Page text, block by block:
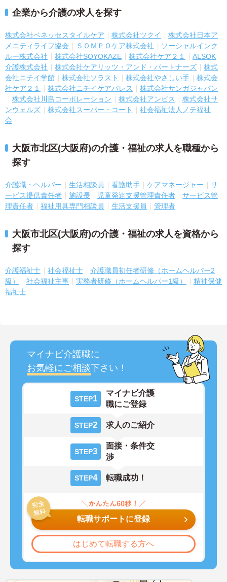
企業から介護の求人を探す
株式会社ベネッセスタイルケア 株式会社ツクイ
株式会社日本ア
メニティライフ協会
ＳＯＭＰＯケア株式会社
ソーシャルインク
ルー株式会社
株式会社SOYOKAZE 株式会社ケア２１
ALSOK
介護株式会社
株式会社ケアリッツ・アンド・パートナーズ
株式
会社ニチイ学館
株式会社ソラスト 株式会社やさしい手
株式会
社ケア２１
株式会社ニチイケアパレス
株式会社サンガジャパン
株式会社川島コーポレーション
株式会社アンビス
株式会社サ
ンウェルズ
株式会社スーパー・コート
社会福祉法人ノテ福祉
会
大阪市北区(大阪府)の介護・福祉の求人を職種から
探す
介護職・ヘルパー 生活相談員 看護助手 ケアマネージャー
サ
ービス提供責任者
施設長 児童発達支援管理責任者
サービス管
理責任者
福祉用具専門相談員 生活支援員 管理者
大阪市北区(大阪府)の介護・福祉の求人を資格から
探す
介護福祉士 社会福祉士
介護職員初任者研修（ホームヘルパー2
級）
社会福祉主事 実務者研修（ホームヘルパー1級）
精神保健
福祉士
マイナビ介護職に
お気軽にご相談下さい！
STEP1
マイナビ介護
職にご登録
STEP2 求人のご紹介
STEP3
面接・条件交
渉
STEP4 転職成功！
転職サポートに登録
はじめて転職する方へ